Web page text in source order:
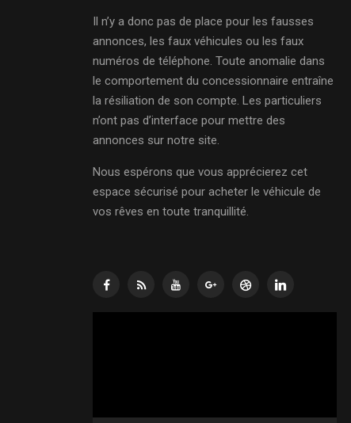
Il n’y a donc pas de place pour les fausses
annonces, les faux véhicules ou les faux
numéros de téléphone. Toute anomalie dans
le comportement du concessionnaire entraîne
la résiliation de son compte. Les particuliers
n’ont pas d’interface pour mettre des
annonces sur notre site.
Nous espérons que vous apprécierez cet
espace sécurisé pour acheter le véhicule de
vos rêves en toute tranquillité.